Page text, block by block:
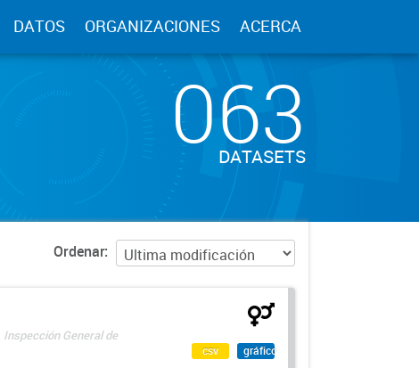
DATOS ORGANIZACIONES ACERCA
063
DATASETS
Ordenar
General de
csv gráfico